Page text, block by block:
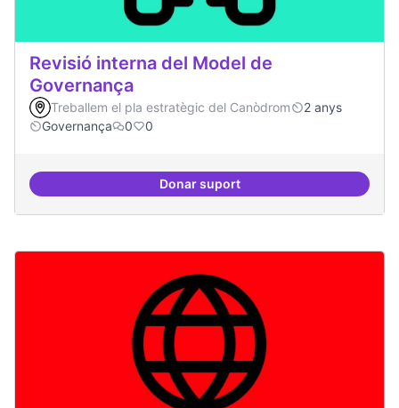
Revisió interna del Model de
Governança
Treballem el pla estratègic del Canòdrom
2 anys
Governança
0 0
Donar suportRevisió interna del Model de